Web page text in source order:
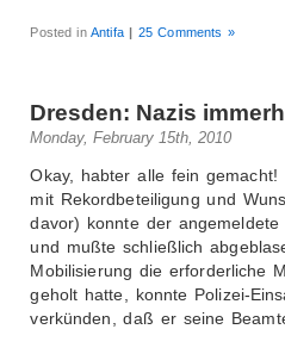
Posted inAntifa | 25 Comments »
Dresden: Nazis
Monday, February 15th, 2010
Okay, habter alle fein
mit Rekordbeteiligung und
davor) konnte der angemeldete
und mußte schließlich
Mobilisierung die erforderliche
geholt hatte, konnte Polizei-
verkünden, daß er seine